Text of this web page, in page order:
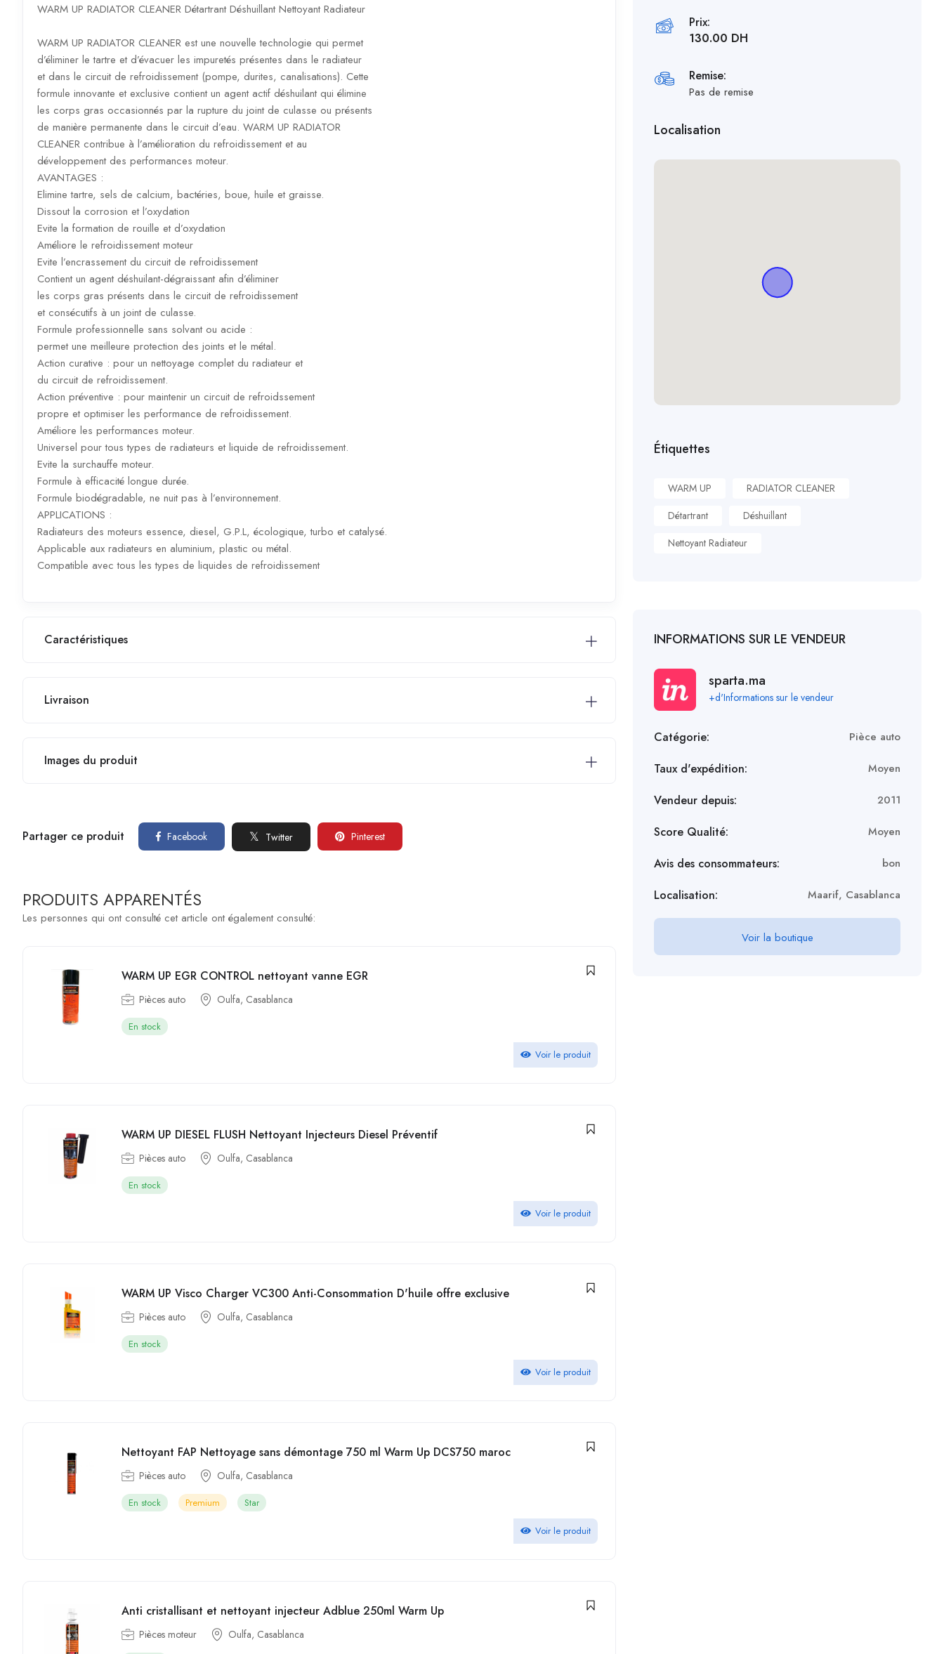
WARM UP RADIATOR CLEANER Détartrant Déshuillant Nettoyant Radiateur
WARM UP RADIATOR CLEANER est une nouvelle technologie qui permet
d’éliminer le tartre et d’évacuer les impuretés présentes dans le radiateur
et dans le circuit de refroidissement (pompe, durites, canalisations). Cette
formule innovante et exclusive contient un agent actif déshuilant qui élimine
les corps gras occasionnés par la rupture du joint de culasse ou présents
de manière permanente dans le circuit d’eau. WARM UP RADIATOR
CLEANER contribue à l’amélioration du refroidissement et au
développement des performances moteur.
AVANTAGES :
Elimine tartre, sels de calcium, bactéries, boue, huile et graisse.
Dissout la corrosion et l’oxydation
Evite la formation de rouille et d’oxydation
Améliore le refroidissement moteur
Evite l’encrassement du circuit de refroidissement
Contient un agent déshuilant-dégraissant afin d’éliminer
les corps gras présents dans le circuit de refroidissement
et consécutifs à un joint de culasse.
Formule professionnelle sans solvant ou acide :
permet une meilleure protection des joints et le métal.
Action curative : pour un nettoyage complet du radiateur et
du circuit de refroidissement.
Action préventive : pour maintenir un circuit de refroidssement
propre et optimiser les performance de refroidissement.
Améliore les performances moteur.
Universel pour tous types de radiateurs et liquide de refroidissement.
Evite la surchauffe moteur.
Formule à efficacité longue durée.
Formule biodégradable, ne nuit pas à l’environnement.
APPLICATIONS :
Radiateurs des moteurs essence, diesel, G.P.L, écologique, turbo et catalysé.
Applicable aux radiateurs en aluminium, plastic ou métal.
Compatible avec tous les types de liquides de refroidissement
Caractéristiques
Livraison
Images du produit
Partager ce produit Facebook Twitter Pinterest
PRODUITS APPARENTÉS
Les personnes qui ont consulté cet article ont également consulté:
WARM UP EGR CONTROL nettoyant vanne EGR
Pièces auto Oulfa, Casablanca
En stock
Voir le produit
WARM UP DIESEL FLUSH Nettoyant Injecteurs Diesel Préventif
Pièces auto Oulfa, Casablanca
En stock
Voir le produit
WARM UP Visco Charger VC300 Anti-Consommation D'huile offre exclusive
Pièces auto Oulfa, Casablanca
En stock
Voir le produit
Nettoyant FAP Nettoyage sans démontage 750 ml Warm Up DCS750 maroc
Pièces auto Oulfa, Casablanca
En stock Premium Star
Voir le produit
Anti cristallisant et nettoyant injecteur Adblue 250ml Warm Up
Pièces moteur Oulfa, Casablanca
Prix:
130.00 DH
Remise:
Pas de remise
Localisation
Étiquettes
WARM UP
RADIATOR CLEANER
Détartrant
Déshuillant
Nettoyant Radiateur
INFORMATIONS SUR LE VENDEUR
sparta.ma
+d'Informations sur le vendeur
Catégorie: Pièce auto
Taux d'expédition: Moyen
Vendeur depuis: 2011
Score Qualité: Moyen
Avis des consommateurs: bon
Localisation: Maarif, Casablanca
Voir la boutique